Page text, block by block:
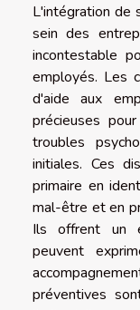
L'intégration de
sein des
incontestable
employés. Les
d'aide aux
précieuses
troubles
initiales. Ces
primaire en
mal-être et en
Ils offrent un
peuvent
préventives